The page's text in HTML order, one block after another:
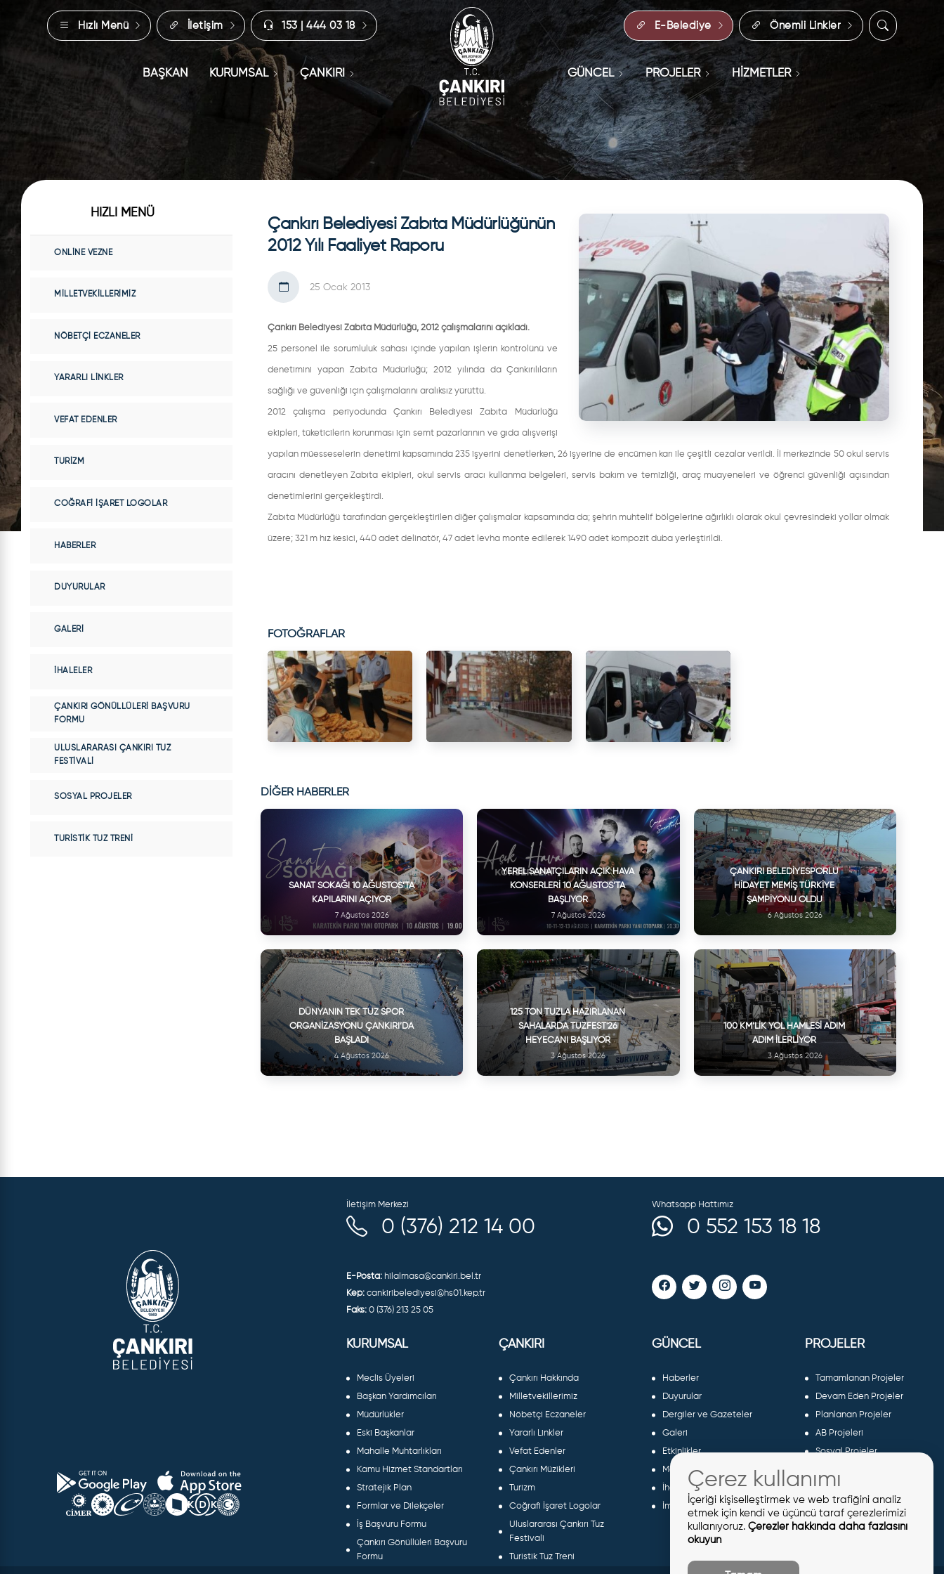
Hızlı Menü İletişim 153 | 444 03 18 E-Belediye Önemli Linkler
BAŞKAN KURUMSAL ÇANKIRI GÜNCEL PROJELER HİZMETLER
Çankırı Belediyesi Zabıta Müdürlüğünün
2012 Yılı Faaliyet Raporu
25 Ocak 2013
Çankırı Belediyesi Zabıta Müdürlüğü, 2012 çalışmalarını açıkladı.
25 personel ile sorumluluk sahası içinde yapılan işlerin kontrolünü ve
denetimini yapan Zabıta Müdürlüğü; 2012 yılında da Çankırılıların
sağlığı ve güvenliği için çalışmalarını aralıksız yürüttü.
2012 çalışma periyodunda Çankırı Belediyesi Zabıta Müdürlüğü
ekipleri, tüketicilerin korunması için semt pazarlarının ve gıda alışverişi
yapılan müesseselerin denetimi kapsamında 235 işyerini denetlerken, 26 işyerine de encümen karı ile çeşitli cezalar verildi. İl merkezinde 50 okul servis
aracını denetleyen Zabıta ekipleri, okul servis aracı kullanma belgeleri, servis bakım ve temizliği, araç muayeneleri ve öğrenci güvenliği açısından
denetimlerini gerçekleştirdi.
Zabıta Müdürlüğü tarafından gerçekleştirilen diğer çalışmalar kapsamında da; şehrin muhtelif bölgelerine ağırlıklı olarak okul çevresindeki yollar olmak
üzere; 321 m hız kesici, 440 adet delinatör, 47 adet levha monte edilerek 1490 adet kompozit duba yerleştirildi.
FOTOĞRAFLAR
DİĞER HABERLER
SANAT SOKAĞI 10 AĞUSTOS’TA
KAPILARINI AÇIYOR
7 Ağustos 2026
YEREL SANATÇILARIN AÇIK HAVA
KONSERLERI 10 AĞUSTOS’TA
BAŞLIYOR
7 Ağustos 2026
ÇANKIRI BELEDIYESPORLU
HIDAYET MEMIŞ TÜRKIYE
ŞAMPIYONU OLDU
6 Ağustos 2026
DÜNYANIN TEK TUZ SPOR
ORGANIZASYONU ÇANKIRI’DA
BAŞLADI
4 Ağustos 2026
125 TON TUZLA HAZIRLANAN
SAHALARDA TUZFEST'26
HEYECANI BAŞLIYOR
3 Ağustos 2026
100 KM’LIK YOL HAMLESI ADIM
ADIM İLERLIYOR
3 Ağustos 2026
HIZLI MENÜ
ONLINE VEZNE
MILLETVEKILLERIMIZ
NÖBETÇI ECZANELER
YARARLI LINKLER
VEFAT EDENLER
TURIZM
COĞRAFI İŞARET LOGOLAR
HABERLER
DUYURULAR
GALERI
İHALELER
ÇANKIRI GÖNÜLLÜLERI BAŞVURU
FORMU
ULUSLARARASI ÇANKIRI TUZ
FESTIVALI
SOSYAL PROJELER
TURISTIK TUZ TRENI
İletişim Merkezi
0 (376) 212 14 00
Whatsapp Hattımız
0 552 153 18 18
E-Posta: hilalmasa@cankiri.bel.tr
Kep: cankiribelediyesi@hs01.kep.tr
Faks: 0 (376) 213 25 05
KURUMSAL
Meclis Üyeleri
Başkan Yardımcıları
Müdürlükler
Eski Başkanlar
Mahalle Muhtarlıkları
Kamu Hizmet Standartları
Stratejik Plan
Formlar ve Dilekçeler
İş Başvuru Formu
Çankırı Gönüllüleri Başvuru
Formu
ÇANKIRI
Çankırı Hakkında
Milletvekillerimiz
Nöbetçi Eczaneler
Yararlı Linkler
Vefat Edenler
Çankırı Müzikleri
Turizm
Coğrafi İşaret Logolar
Uluslararası Çankırı Tuz
Festivali
Turistik Tuz Treni
GÜNCEL
Haberler
Duyurular
Dergiler ve Gazeteler
Galeri
Etkinlikler
Meclis Kararları
İhaleler
İmar İlanları
PROJELER
Tamamlanan Projeler
Devam Eden Projeler
Planlanan Projeler
AB Projeleri
Sosyal Projeler
Çerez kullanımı
İçeriği kişiselleştirmek ve web trafiğini analiz
etmek için kendi ve üçüncü taraf çerezlerimizi
kullanıyoruz. Çerezler hakkında daha fazlasını
okuyun